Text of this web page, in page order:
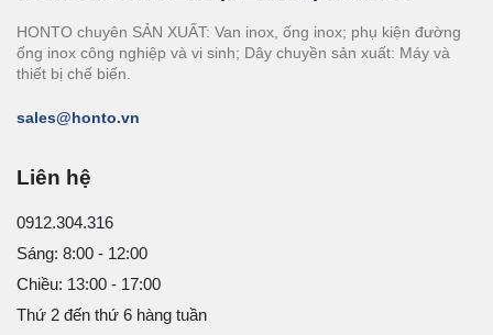
HONTO chuyên SẢN XUẤT: Van inox, ống inox; phụ kiện đường
ống inox công nghiệp và vi sinh; Dây chuyền sản xuất: Máy và
thiết bị chế biến.
sales@honto.vn
Liên hệ
0912.304.316
Sáng: 8:00 - 12:00
Chiều: 13:00 - 17:00
Thứ 2 đến thứ 6 hàng tuần